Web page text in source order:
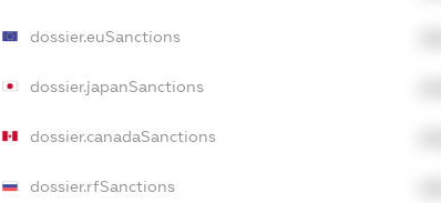
dossier.euSanctions
dossier.japanSanctions
dossier.canadaSanctions
dossier.rfSanctions